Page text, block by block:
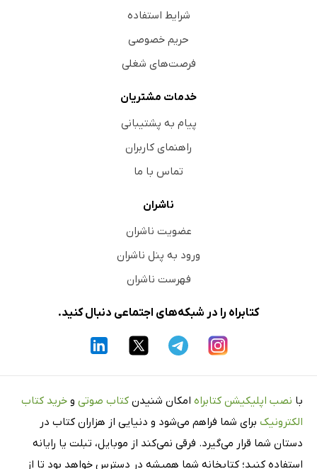
شرایط استفاده
حریم خصوصی
فرصت‌های شغلی
خدمات مشتریان
پیام به پشتیبانی
راهنمای کاربران
تماس با ما
ناشران
عضویت ناشران
ورود به پنل ناشران
فهرست ناشران
کتابراه را در شبکه‌های اجتماعی دنبال کنید.
با نصب اپلیکیشن کتابراه امکان شنیدن کتاب صوتی و خرید کتاب
الکترونیک برای شما فراهم می‌شود و دنیایی از هزاران کتاب در
دستان شما قرار می‌گیرد. فرقی نمی‌کند از موبایل، تبلت یا رایانه
استفاده کنید؛ کتابخانه شما همیشه در دسترس خواهد بود تا از